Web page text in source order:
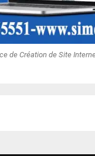
de Création de Site